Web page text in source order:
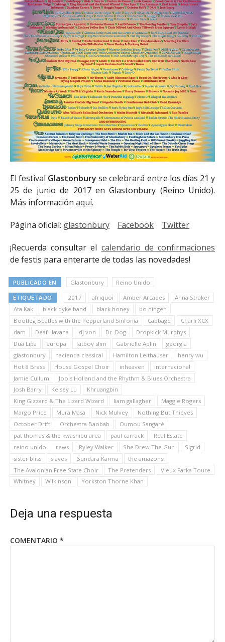
El festival Glastonbury se celebrará entre los días 21 y
25 de junio de 2017 en Glastonbury (Reino Unido).
Más información aquí.
Página oficial: glastonbury Facebook Twitter
¡Recuerda consultar el calendario de confirmaciones
de festis para enterarte de todas las novedades!
PUBLICADO EN Glastonbury Reino Unido
ETIQUETADO 2017 afriquoi Amber Arcades
Anna Straker
Ata Kak
black dyke band black honey
bo ningen
Bootleg Beatles with the Pepperland Sinfonia
Cabbage
Charli XCX
dam
Deaf Havana dj von Dr. Dog
Dropkick Murphys
Dua Lipa
europa fatboy slim Gabrielle Aplin
georgia
glastonbury
hacienda classical Hamilton Leithauser
henry wu
Hot 8 Brass
House Gospel Choir inheaven
internacional
Jamie Cullum
Jools Holland and the Rhythm & Blues Orchestra
Josh Barry
Kelsey Lu
Khruangbin
King Gizzard & The Lizard Wizard
liam gallagher
Maggie Rogers
Margo Price
Mura Masa Nick Mulvey
Nothing But Thieves
October Drift
Orchestra Baobab
Oumou Sangaré
pat thomas & the kwashibu area
paul carrack
Real Estate
reino unido
rews Ryley Walker She Drew The Gun
Sigrid
sister bliss
slaves Sundara Karma
the amazons
The Avalonian Free State Choir
The Pretenders
Vieux Farka Toure
Whitney
Wilkinson Yorkston Thorne Khan
Deja una respuesta
COMENTARIO *